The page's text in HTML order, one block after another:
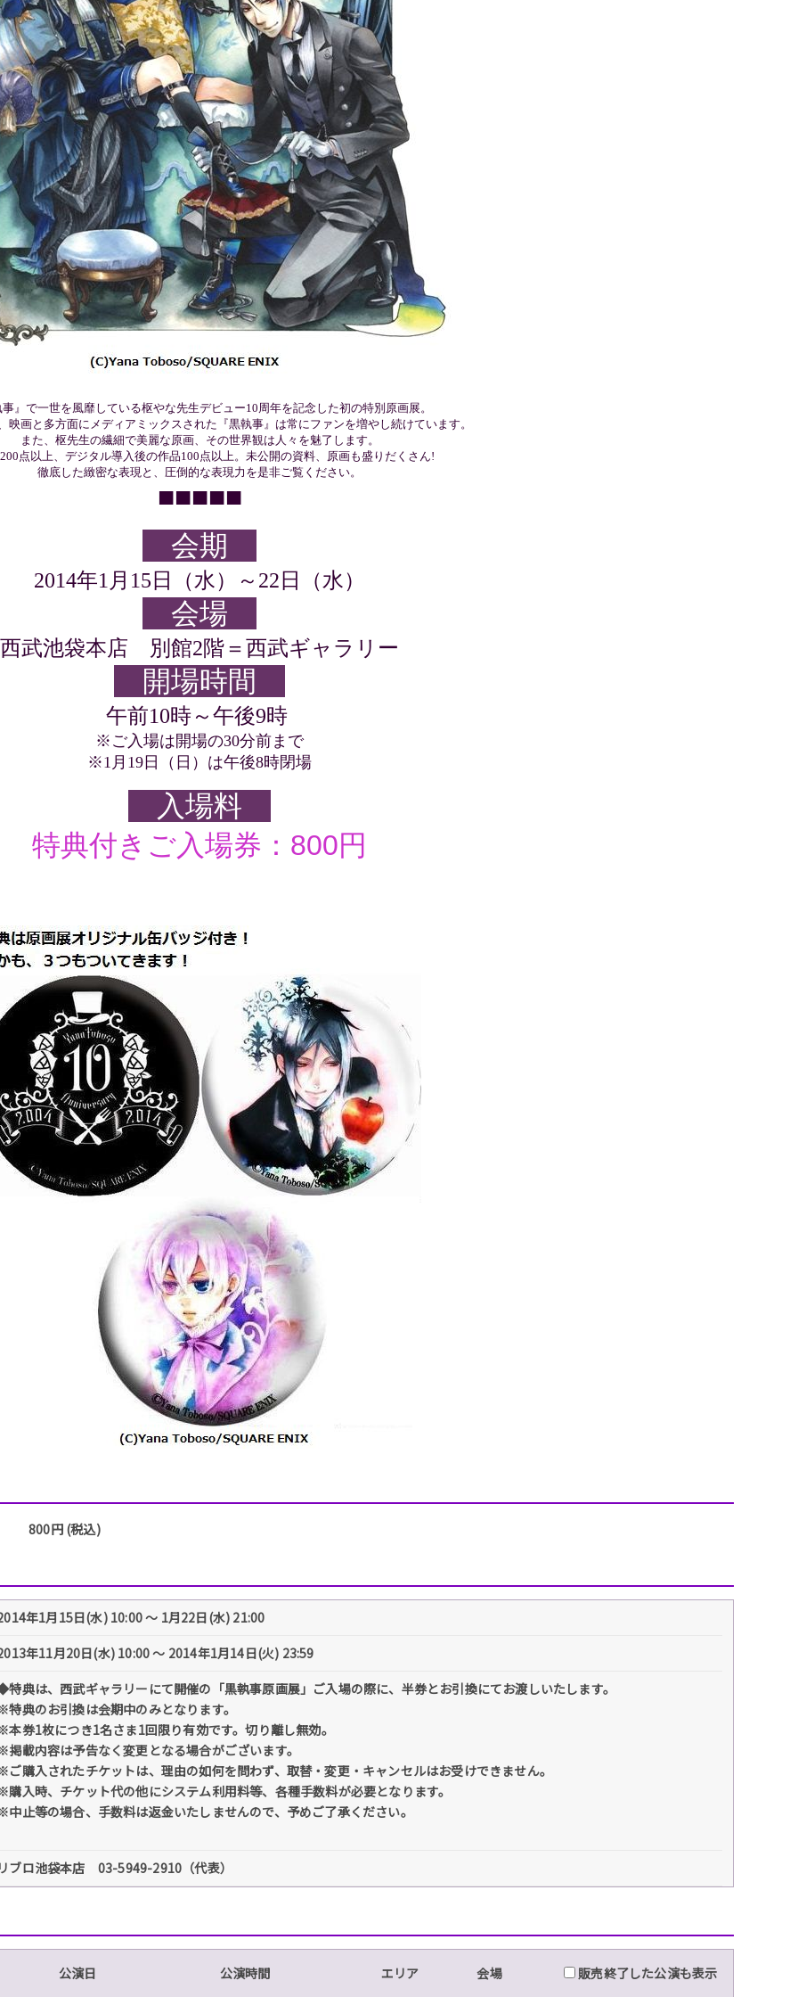
事』で一世を風靡している枢やな先生デビュー10周年を記念した初の特別原画展。
映画と多方面にメディアミックスされた『黒執事』は常にファンを増やし続けています。
また、枢先生の繊細で美麗な原画、その世界観は人々を魅了します。
点以上、デジタル導入後の作品100点以上。未公開の資料、原画も盛りだくさん!
徹底した緻密な表現と、圧倒的な表現力を是非ご覧ください。
■■■■■
会期
2014年1月15日（水）～22日（水）
会場
西武池袋本店 別館2階＝西武ギャラリー
開場時間
午前10時～午後9時
※ご入場は開場の30分前まで
※1月19日（日）は午後8時閉場
入場料
特典付きご入場券：800円
800円 (税込)
年1月15日(水) 10:00 〜 1月22日(水) 21:00
年11月20日(水) 10:00 〜 2014年1月14日(火) 23:59
特典は、西武ギャラリーにて開催の「黒執事原画展」ご入場の際に、半券とお引換にてお渡しいたします。
特典のお引換は会期中のみとなります。
本券1枚につき1名さま1回限り有効です。切り離し無効。
掲載内容は予告なく変更となる場合がございます。
ご購入されたチケットは、理由の如何を問わず、取替・変更・キャンセルはお受けできません。
購入時、チケット代の他にシステム利用料等、各種手数料が必要となります。
中止等の場合、手数料は返金いたしませんので、予めご了承ください。
リブロ池袋本店 03-5949-2910（代表）
公演日 公演時間 エリア 会場 販売終了した公演も表示